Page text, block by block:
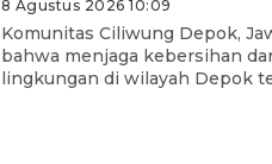
8 Agustus 2026 10:09
Komunitas Ciliwung Depok,
bahwa menjaga kebersihan
lingkungan di wilayah Depok